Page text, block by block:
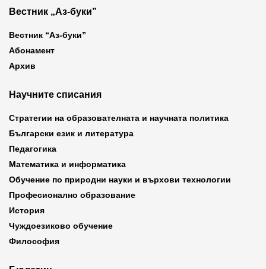
Вестник „Аз-буки”
Вестник “Аз-буки”
Абонамент
Архив
Научните списания
Стратегии на образователната и научната политика
Български език и литература
Педагогика
Математика и информатика
Обучение по природни науки и върхови технологии
Професионално образование
История
Чуждоезиково обучение
Философия